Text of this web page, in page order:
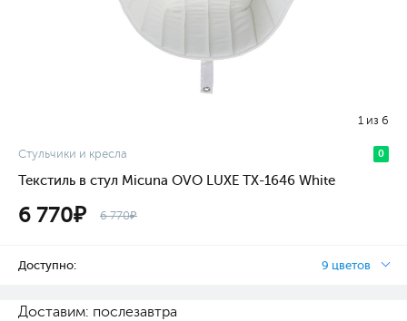
1 из 6
Стульчики и кресла 0
Текстиль в стул Micuna OVO LUXE TX-1646 White
6 770₽ 6 770₽
Доступно: 9 цветов
Доставим: послезавтра